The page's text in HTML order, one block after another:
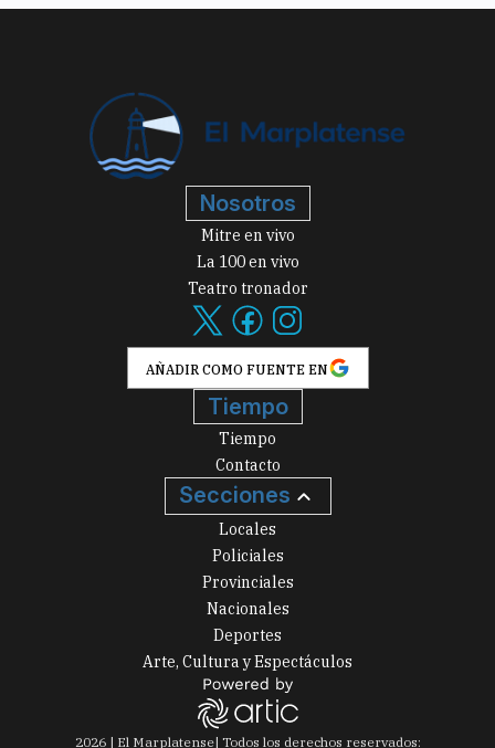
Nosotros
Mitre en vivo
La 100 en vivo
Teatro tronador
AÑADIR COMO FUENTE EN
Tiempo
Tiempo
Contacto
Secciones
Locales
Policiales
Provinciales
Nacionales
Deportes
Arte, Cultura y Espectáculos
2026| El Marplatense| Todos los derechos reservados: